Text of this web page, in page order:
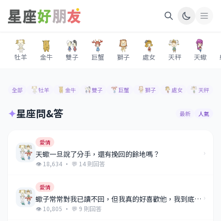
牡羊 金牛 雙子 巨蟹 獅子 處女 天秤 天蠍
全部 牡羊 金牛 雙子 巨蟹 獅子 處女 天秤
✦星座問&答 最新 人氣
愛情
天蠍一旦說了分手，還有挽回的餘地嗎？
👁 18,634 · 💬 14 則回答
›
愛情
蠍子常常對我已讀不回，但我真的好喜歡他，我到底該怎麼辦......
👁 10,805 · 💬 9 則回答
›